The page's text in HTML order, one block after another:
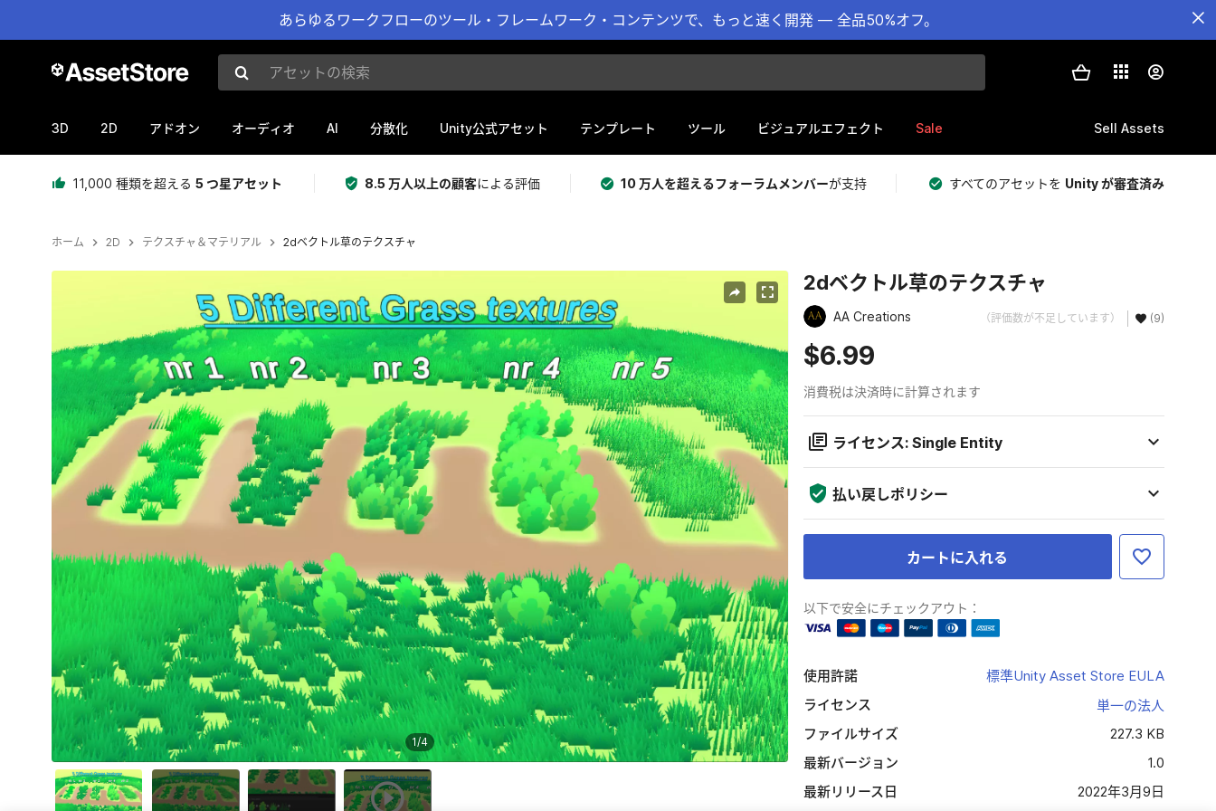
あらゆるワークフローのツール・フレームワーク・コンテンツで、もっと速く開発 — 全品50%オフ。
アセットの検索
3D 2D アドオン オーディオ AI 分散化 Unity公式アセット テンプレート ツール ビジュアルエフェクト Sale Sell Assets
11,000 種類を超える 5 つ星アセット 8.5 万人以上の顧客による評価 10 万人を超えるフォーラムメンバーが支持 すべてのアセットを Unity が審査済み
ホーム 2D テクスチャ＆マテリアル 2dベクトル草のテクスチャ
1/4
2dベクトル草のテクスチャ
AA Creations （評価数が不足しています） (9)
$6.99
消費税は決済時に計算されます
ライセンス: Single Entity
払い戻しポリシー
カートに入れる
以下で安全にチェックアウト：
使用許諾
標準Unity Asset Store EULA
ライセンス
単一の法人
ファイルサイズ
227.3 KB
最新バージョン
1.0
最新リリース日
2022年3月9日